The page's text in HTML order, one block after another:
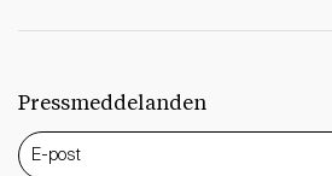
Pressmeddelanden